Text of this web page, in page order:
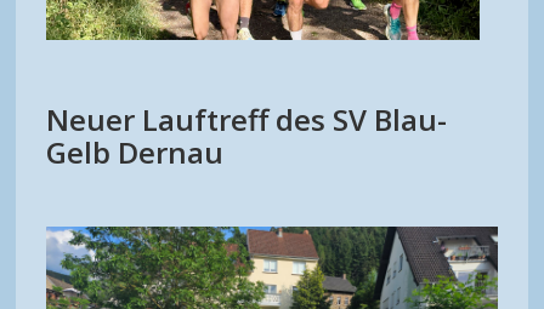
Neuer Lauftreff des SV Blau-
Gelb Dernau